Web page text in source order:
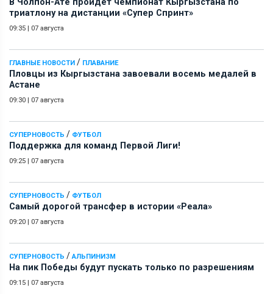
триатлону на дистанции «Супер Спринт»
09:35 | 07 августа
ГЛАВНЫЕ НОВОСТИ / ПЛАВАНИЕ
Пловцы из Кыргызстана завоевали восемь медалей в
Астане
09:30 | 07 августа
СУПЕРНОВОСТЬ / ФУТБОЛ
Поддержка для команд Первой Лиги!
09:25 | 07 августа
СУПЕРНОВОСТЬ / ФУТБОЛ
Самый дорогой трансфер в истории «Реала»
09:20 | 07 августа
СУПЕРНОВОСТЬ / АЛЬПИНИЗМ
На пик Победы будут пускать только по разрешениям
09:15 | 07 августа